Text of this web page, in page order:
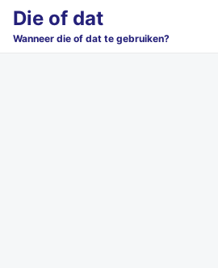
SkipSearch
for:
Die of dat
Wanneer die of dat te gebruiken?